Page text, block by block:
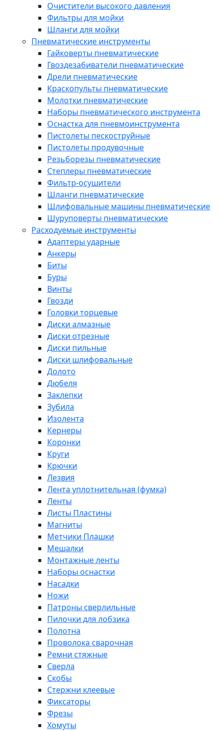
Очистители высокого давления
Фильтры для мойки
Шланги для мойки
Пневматические инструменты
Гайковерты пневматические
Гвоздезабиватели пневматические
Дрели пневматические
Краскопульты пневматические
Молотки пневматические
Наборы пневматического инструмента
Оснастка для пневмоинструмента
Пистолеты пескоструйные
Пистолеты продувочные
Резьборезы пневматические
Степлеры пневматические
Фильтр-осушители
Шланги пневматические
Шлифовальные машины пневматические
Шуруповерты пневматические
Расходуемые инструменты
Адаптеры ударные
Анкеры
Биты
Буры
Винты
Гвозди
Головки торцевые
Диски алмазные
Диски отрезные
Диски пильные
Диски шлифовальные
Долото
Дюбеля
Заклепки
Зубила
Изолента
Кернеры
Коронки
Круги
Крючки
Лезвия
Лента уплотнительная (фумка)
Ленты
Листы Пластины
Магниты
Метчики Плашки
Мешалки
Монтажные ленты
Наборы оснастки
Насадки
Ножи
Патроны сверлильные
Пилочки для лобзика
Полотна
Проволока сварочная
Ремни стяжные
Сверла
Скобы
Стержни клеевые
Фиксаторы
Фрезы
Хомуты